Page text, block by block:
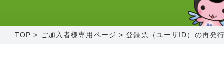
Q&A
山形県米沢市春日四丁目2-75
福島県福島市御山字一本松17-1-
1
TOP > ご加入者様専用ページ >登録票（ユーザID）の再発